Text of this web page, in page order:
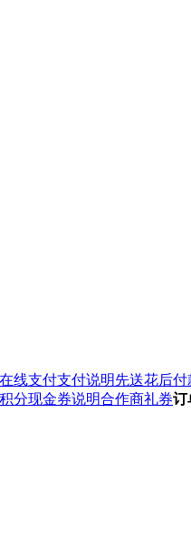
在线支付支付说明先送花后付
分现金券说明合作商礼券订